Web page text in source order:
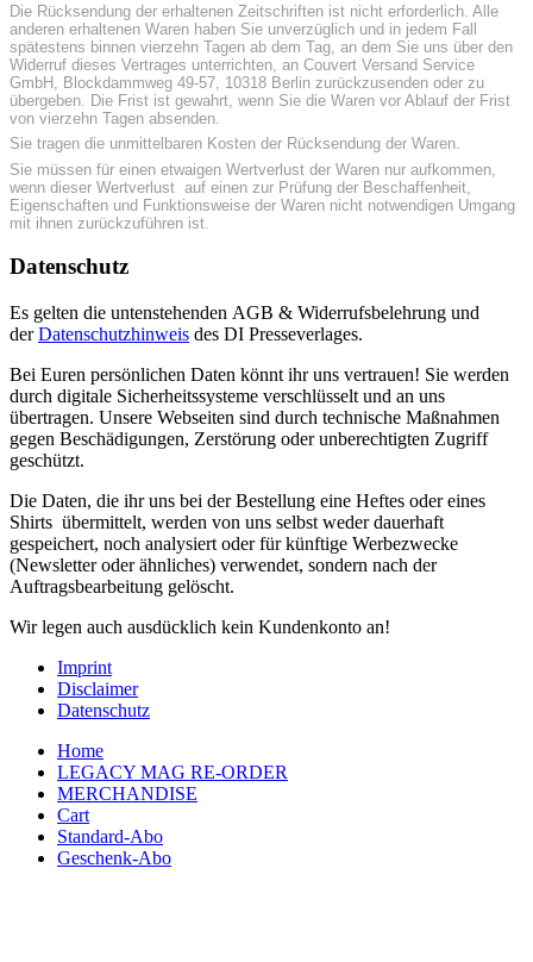
Die Rücksendung der erhaltenen Zeitschriften ist nicht erforderlich. Alle
anderen erhaltenen Waren haben Sie unverzüglich und in jedem Fall
spätestens binnen vierzehn Tagen ab dem Tag, an dem Sie uns über den
Widerruf dieses Vertrages unterrichten, an Couvert Versand Service
GmbH, Blockdammweg 49-57, 10318 Berlin zurückzusenden oder zu
übergeben. Die Frist ist gewahrt, wenn Sie die Waren vor Ablauf der Frist
von vierzehn Tagen absenden.
Sie tragen die unmittelbaren Kosten der Rücksendung der Waren.
Sie müssen für einen etwaigen Wertverlust der Waren nur aufkommen,
wenn dieser Wertverlust auf einen zur Prüfung der Beschaffenheit,
Eigenschaften und Funktionsweise der Waren nicht notwendigen Umgang
mit ihnen zurückzuführen ist.
Datenschutz
Es gelten die untenstehenden AGB & Widerrufsbelehrung und
derDatenschutzhinweis des DI Presseverlages.
Bei Euren persönlichen Daten könnt ihr uns vertrauen! Sie werden
durch digitale Sicherheitssysteme verschlüsselt und an uns
übertragen. Unsere Webseiten sind durch technische Maßnahmen
gegen Beschädigungen, Zerstörung oder unberechtigten Zugriff
geschützt.
Die Daten, die ihr uns bei der Bestellung eine Heftes oder eines
Shirts übermittelt, werden von uns selbst weder dauerhaft
gespeichert, noch analysiert oder für künftige Werbezwecke
(Newsletter oder ähnliches) verwendet, sondern nach der
Auftragsbearbeitung gelöscht.
Wir legen auch ausdücklich kein Kundenkonto an!
Imprint
Disclaimer
Datenschutz
Home
LEGACY MAG RE-ORDER
MERCHANDISE
Cart
Standard-Abo
Geschenk-Abo